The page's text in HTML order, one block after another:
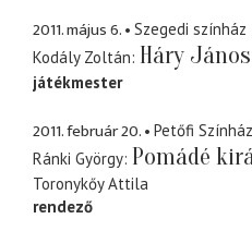
2011. május 6.
Szegedi színház
Kodály Zoltán Háry János
játékmester
2011. február 20.
Petőfi Színház
Ránki György Pomádé
Toronykőy Attila
rendező